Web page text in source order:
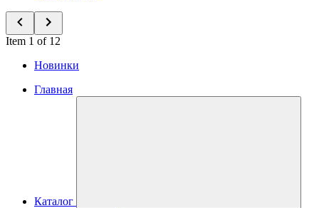
Item 1 of 12
Новинки
Главная
Каталог